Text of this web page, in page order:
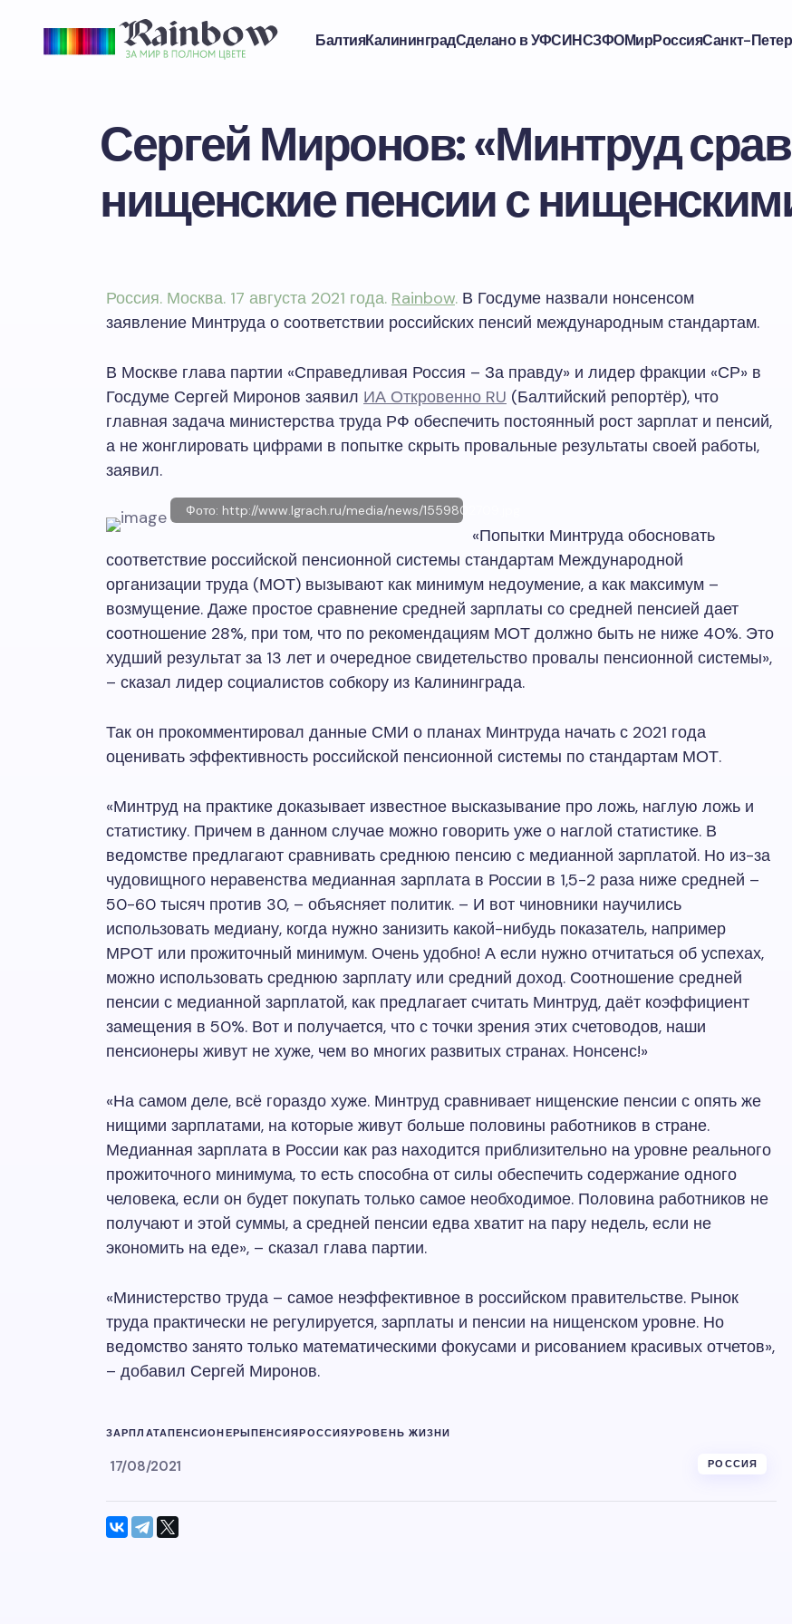
БалтияКалининградСделано в УФСИНСЗФОМирРоссияСанкт-
Сергей Миронов: «Минтруд
нищенские пенсии с
Россия. Москва. 17 августа 2021 года. Rainbow. В Госдуме назвали нонсенсом
заявление Минтруда о соответствии российских пенсий международным стандартам.
В Москве глава партии «Справедливая Россия – За правду» и лидер фракции «СР» в
Госдуме Сергей Миронов заявил ИА Откровенно RU (Балтийский репортёр), что
главная задача министерства труда РФ обеспечить постоянный рост зарплат и пенсий,
а не жонглировать цифрами в попытке скрыть провальные результаты своей работы,
заявил.
Фото: http://www.lgrach.ru/media/news/1559802709.jpg
«Попытки Минтруда обосновать
соответствие российской пенсионной системы стандартам Международной
организации труда (МОТ) вызывают как минимум недоумение, а как максимум –
возмущение. Даже простое сравнение средней зарплаты со средней пенсией дает
соотношение 28%, при том, что по рекомендациям МОТ должно быть не ниже 40%. Это
худший результат за 13 лет и очередное свидетельство провалы пенсионной системы»,
– сказал лидер социалистов собкору из Калининграда.
Так он прокомментировал данные СМИ о планах Минтруда начать с 2021 года
оценивать эффективность российской пенсионной системы по стандартам МОТ.
«Минтруд на практике доказывает известное высказывание про ложь, наглую ложь и
статистику. Причем в данном случае можно говорить уже о наглой статистике. В
ведомстве предлагают сравнивать среднюю пенсию с медианной зарплатой. Но из-за
чудовищного неравенства медианная зарплата в России в 1,5-2 раза ниже средней –
50-60 тысяч против 30, – объясняет политик. – И вот чиновники научились
использовать медиану, когда нужно занизить какой-нибудь показатель, например
МРОТ или прожиточный минимум. Очень удобно! А если нужно отчитаться об успехах,
можно использовать среднюю зарплату или средний доход. Соотношение средней
пенсии с медианной зарплатой, как предлагает считать Минтруд, даёт коэффициент
замещения в 50%. Вот и получается, что с точки зрения этих счетоводов, наши
пенсионеры живут не хуже, чем во многих развитых странах. Нонсенс!»
«На самом деле, всё гораздо хуже. Минтруд сравнивает нищенские пенсии с опять же
нищими зарплатами, на которые живут больше половины работников в стране.
Медианная зарплата в России как раз находится приблизительно на уровне реального
прожиточного минимума, то есть способна от силы обеспечить содержание одного
человека, если он будет покупать только самое необходимое. Половина работников не
получают и этой суммы, а средней пенсии едва хватит на пару недель, если не
экономить на еде», – сказал глава партии.
«Министерство труда – самое неэффективное в российском правительстве. Рынок
труда практически не регулируется, зарплаты и пенсии на нищенском уровне. Но
ведомство занято только математическими фокусами и рисованием красивых отчетов»,
– добавил Сергей Миронов.
ЗАРПЛАТАПЕНСИОНЕРЫПЕНСИЯРОССИЯУРОВЕНЬ ЖИЗНИ
17/08/2021 РОССИЯ